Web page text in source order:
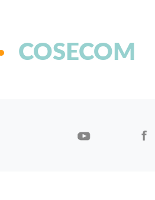
COSECOM